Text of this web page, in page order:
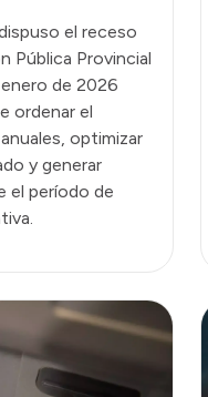
el receso
Pública Provincial
de 2026
ordenar el
optimizar
y generar
el período de